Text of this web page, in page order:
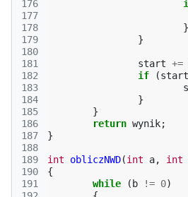
176
177
178
179
180
181
182
183
184
185
186
187
188
189
190
191
}
}
start +=
if
(start
}
}
return wynik;
}
int obliczNWD(int a, int
{
while
( b != 0)